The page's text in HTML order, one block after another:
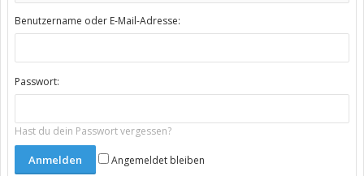
Benutzername oder E-Mail-Adresse:
Passwort:
Hast du dein Passwort vergessen?
Angemeldet bleiben